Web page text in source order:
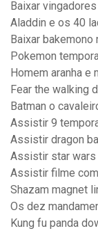
Baixar
Aladdin e os 40
Baixar bakemono
Pokemon
Homem aranha e
Fear the walking
Batman o
Assistir 9
Assistir dragon
Assistir star
Assistir filme
Shazam magnet
Os dez
Kung fu panda